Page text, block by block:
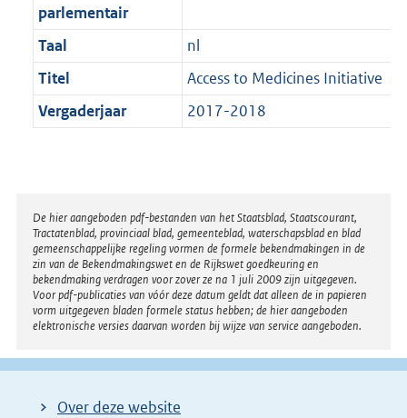
parlementair
Taal
nl
Titel
Access to Medicines Initiative
Vergaderjaar
2017-2018
Disclaimer
De hier aangeboden pdf-bestanden van het Staatsblad, Staatscourant,
Tractatenblad, provinciaal blad, gemeenteblad, waterschapsblad en blad
gemeenschappelijke regeling vormen de formele bekendmakingen in de
zin van de Bekendmakingswet en de Rijkswet goedkeuring en
bekendmaking verdragen voor zover ze na 1 juli 2009 zijn uitgegeven.
Voor pdf-publicaties van vóór deze datum geldt dat alleen de in papieren
vorm uitgegeven bladen formele status hebben; de hier aangeboden
elektronische versies daarvan worden bij wijze van service aangeboden.
Over deze website